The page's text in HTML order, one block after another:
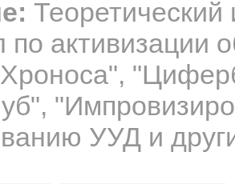
Теоретический
по активизации
УУД и